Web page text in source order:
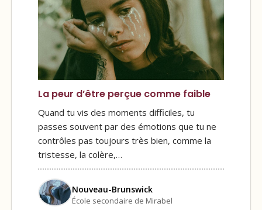
La peur d’être perçue comme faible
Quand tu vis des moments difficiles, tu
passes souvent par des émotions que tu ne
contrôles pas toujours très bien, comme la
tristesse, la colère,…
Nouveau-Brunswick
École secondaire de Mirabel